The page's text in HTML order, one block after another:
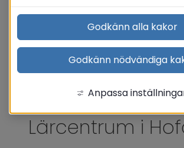
Lärcentrum i
Godkänn alla kakor
Godkänn nödvändiga
Anpassa